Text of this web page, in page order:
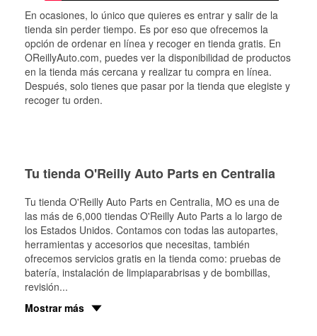
En ocasiones, lo único que quieres es entrar y salir de la
tienda sin perder tiempo. Es por eso que ofrecemos la
opción de ordenar en línea y recoger en tienda gratis. En
OReillyAuto.com, puedes ver la disponibilidad de productos
en la tienda más cercana y realizar tu compra en línea.
Después, solo tienes que pasar por la tienda que elegiste y
recoger tu orden.
Tu tienda O'Reilly Auto Parts en Centralia
Tu tienda O'Reilly Auto Parts en Centralia, MO es una de
las más de 6,000 tiendas O'Reilly Auto Parts a lo largo de
los Estados Unidos. Contamos con todas las autopartes,
herramientas y accesorios que necesitas, también
ofrecemos servicios gratis en la tienda como: pruebas de
batería, instalación de limpiaparabrisas y de bombillas,
revisión...
Mostrar más